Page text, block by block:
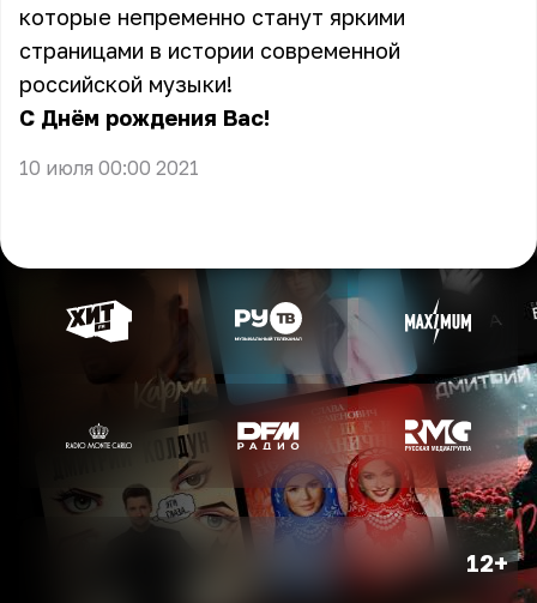
которые непременно станут яркими
страницами в истории современной
российской музыки!
С Днём рождения Вас!
10 июля 00:00 2021
12+